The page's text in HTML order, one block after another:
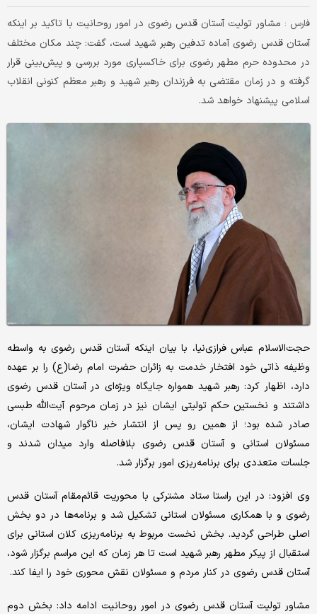
فارس : مشاور تولیت آستان قدس رضوی در امور روحانیت با تاکید بر اینکه
آستان قدس رضوی آماده تدفین رهبر شهید است، گفت: چند مکان مختلف
در محدوده حرم مطهر رضوی برای خاکسپاری مورد بررسی و پیش‌بینی قرار
گرفته و در زمان مقتضی به فرزندان رهبر شهید و رهبر معظم کنونی انقلاب
اسلامی پیشنهاد خواهد شد.
حجت‌الاسلام عباس فرازی‌نیا، با بیان اینکه آستان قدس رضوی به واسطه
وظیفه ذاتی خود افتخار خدمت به زائران حضرت امام رضا(ع) را بر عهده
دارد، اظهار کرد: رهبر شهید همواره جایگاه ویژه‌ای در آستان قدس رضوی
داشتند و نخستین حکم تولیتی ایشان نیز در زمان مرحوم آیت‌الله طبسی
صادر شده بود؛ از همین رو پس از انتشار خبر ناگوار شهادت ایشان،
مسئولان استانی و آستان قدس رضوی بلافاصله وارد میدان شدند و
جلسات متعددی برای برنامه‌ریزی امور برگزار شد.
وی افزود: در این راستا ستاد مشترکی با محوریت قائم‌مقام آستان قدس
رضوی و با همکاری مسئولان استانی تشکیل شد و برنامه‌ها در دو بخش
اصلی طراحی گردید. بخش نخست مربوط به برنامه‌ریزی کلان استانی برای
استقبال از پیکر مطهر رهبر شهید است تا هر زمان که این مراسم برگزار شود،
آستان قدس رضوی در کنار مردم و مسئولان نقش محوری خود را ایفا کند.
مشاور تولیت آستان قدس رضوی در امور روحانیت ادامه داد: بخش دوم